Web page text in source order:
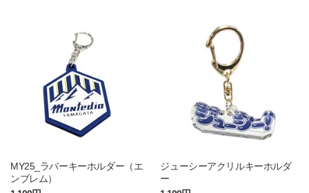
MY25_ラバーキーホルダー（エ
ンブレム）
ジューシーアクリルキーホルダ
ー